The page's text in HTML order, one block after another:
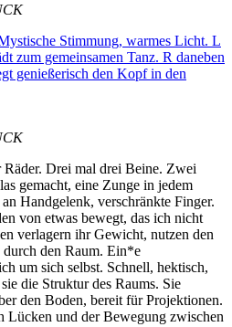
Drei mal drei Beine. Zwei
gemacht, eine Zunge in jedem
Handgelenk, verschränkte Finger.
von etwas bewegt, das ich nicht
verlagern ihr Gewicht, nutzen den
den Raum. Ein*e
um sich selbst. Schnell, hektisch,
die Struktur des Raums. Sie
den Boden, bereit für Projektionen.
Lücken und der Bewegung zwischen